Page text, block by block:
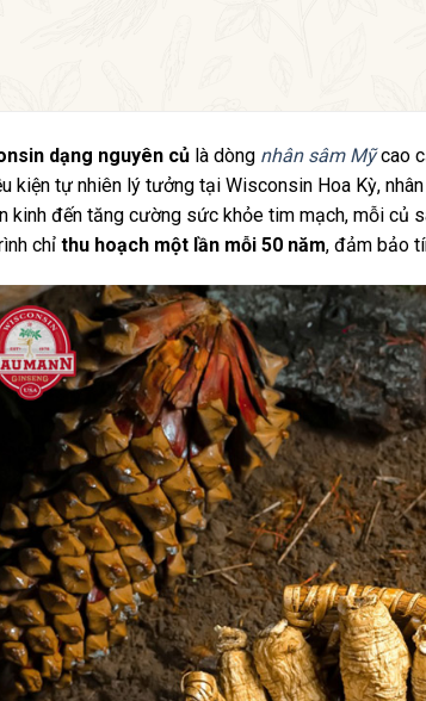
dạng nguyên củ là dòng nhân sâm Mỹcao
kiện tự nhiên lý tưởng tại Wisconsin Hoa Kỳ,
kinh đến tăng cường sức khỏe tim mạch, mỗi
chỉthu hoạch một lần mỗi 50 năm, đảm bảo